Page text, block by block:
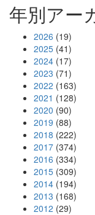
年別アー
2026 (19)
2025 (41)
2024 (17)
2023 (71)
2022 (163)
2021 (128)
2020 (90)
2019 (88)
2018 (222)
2017 (374)
2016 (334)
2015 (309)
2014 (194)
2013 (168)
2012 (29)